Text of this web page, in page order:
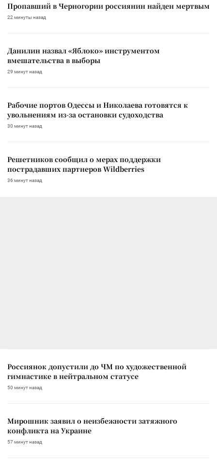
Пропавший в Черногории россиянин найден мертвым
22 минуты назад
Данилин назвал «Яблоко» инструментом
вмешательства в выборы
29 минут назад
Рабочие портов Одессы и Николаева готовятся к
увольнениям из-за остановки судоходства
30 минут назад
Решетников сообщил о мерах поддержки
пострадавших партнеров Wildberries
36 минут назад
Россиянок допустили до ЧМ по художественной
гимнастике в нейтральном статусе
50 минут назад
Мирошник заявил о неизбежности затяжного
конфликта на Украине
57 минут назад